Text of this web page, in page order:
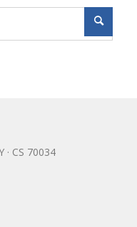
· CS 70034